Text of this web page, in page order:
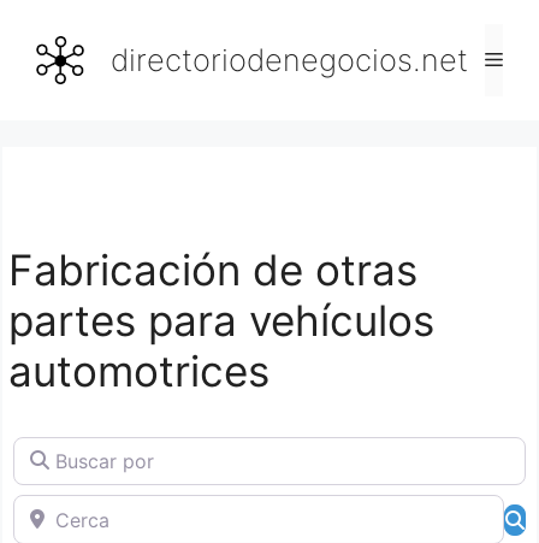
contenido
directoriodenegocios.net
Fabricación de otras
partes para vehículos
automotrices
Buscar por
Cerca